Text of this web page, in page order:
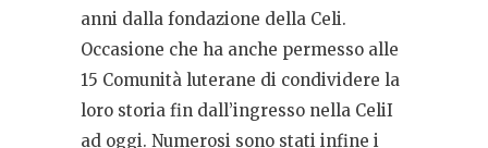
anni dalla fondazione della Celi.
Occasione che ha anche permesso alle
15 Comunità luterane di condividere la
loro storia fin dall’ingresso nella CeliI
ad oggi. Numerosi sono stati infine i